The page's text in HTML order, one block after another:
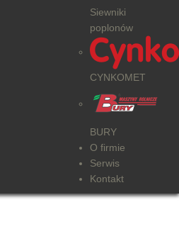
Siewniki
poplonów
CYNKOMET
BURY
O firmie
Serwis
Kontakt